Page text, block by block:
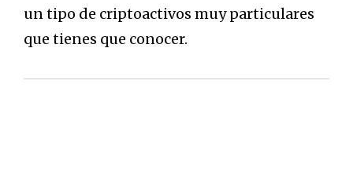
un tipo de criptoactivos muy particulares
que tienes que conocer.